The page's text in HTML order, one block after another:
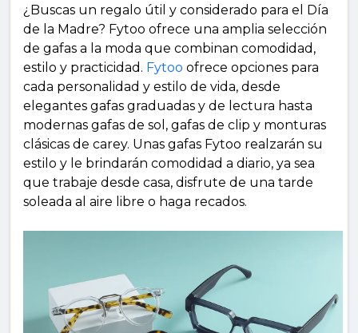
¿Buscas un regalo útil y considerado para el Día
de la Madre? Fytoo ofrece una amplia selección
de gafas a la moda que combinan comodidad,
estilo y practicidad. Fytoo ofrece opciones para
cada personalidad y estilo de vida, desde
elegantes gafas graduadas y de lectura hasta
modernas gafas de sol, gafas de clip y monturas
clásicas de carey. Unas gafas Fytoo realzarán su
estilo y le brindarán comodidad a diario, ya sea
que trabaje desde casa, disfrute de una tarde
soleada al aire libre o haga recados.